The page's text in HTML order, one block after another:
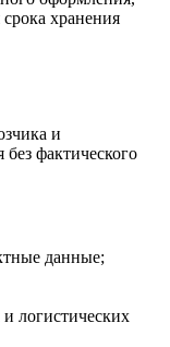
хранения
и
без фактического
данные;
логистических